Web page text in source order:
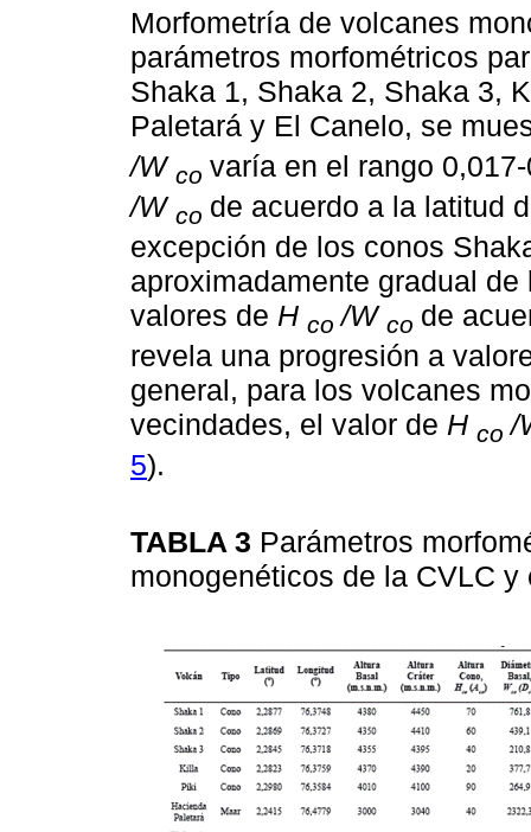
Morfometría de volcanes
parámetros morfométricos
Shaka 1, Shaka 2, Shaka 3,
Paletará y El Canelo, se
/W co varía en el rango
/W co de acuerdo a la latitud
excepción de los conos
aproximadamente gradual
valores de H co /W co de
revela una progresión a
general, para los volcanes
vecindades, el valor de H co /
5).
TABLA 3 Parámetros
monogenéticos de la CVLC